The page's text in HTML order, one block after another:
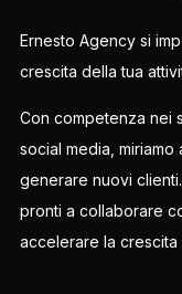
Ernesto Agency si
crescita della tua
Con competenza nei
social media,
generare nuovi
pronti a collaborare
accelerare la crescita